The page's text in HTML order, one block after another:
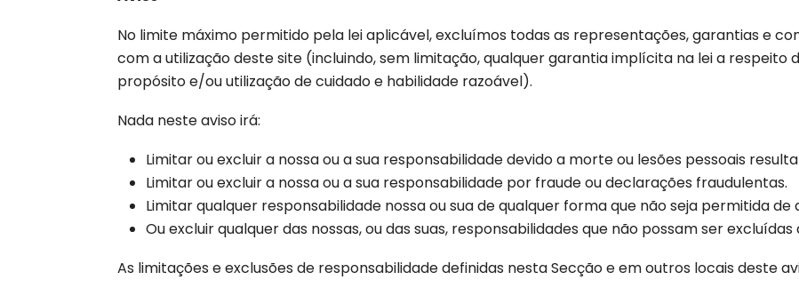
No limite máximo permitido pela lei aplicável, excluímos todas as representações, garantias e
com a utilização deste site (incluindo, sem limitação, qualquer garantia implícita na lei a respeito
propósito e/ou utilização de cuidado e habilidade razoável).
Nada neste aviso irá:
Limitar ou excluir a nossa ou a sua responsabilidade devido a morte ou lesões pessoais
Limitar ou excluir a nossa ou a sua responsabilidade por fraude ou declarações fraudulentas.
Limitar qualquer responsabilidade nossa ou sua de qualquer forma que não seja permitida
Ou excluir qualquer das nossas, ou das suas, responsabilidades que não possam ser
As limitações e exclusões de responsabilidade definidas nesta Secção e em outros locais deste